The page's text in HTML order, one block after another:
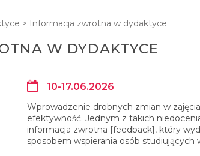
> Informacja zwrotna w dydaktyce
W DYDAKTYCE
10-17.06.2026
Wprowadzenie drobnych zmian w
efektywność. Jednym z takich
informacja zwrotna [feedback], który
sposobem wspierania osób studiujących